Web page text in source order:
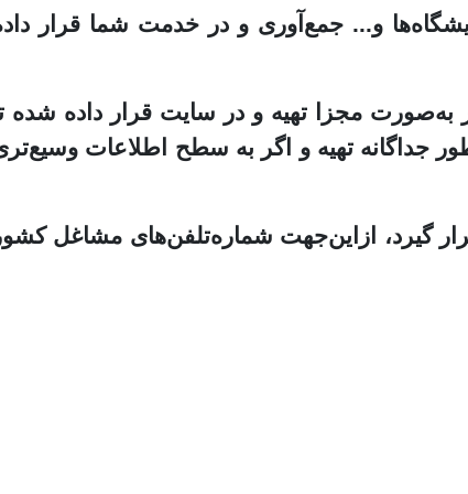
و... جمع‌آوری و در خدمت شما قرار
به‌صورت مجزا تهیه و در سایت قرار داده شده
جداگانه تهیه و اگر به سطح اطلاعات
گیرد، ازاین‌جهت شماره‌تلفن‌های مشاغل